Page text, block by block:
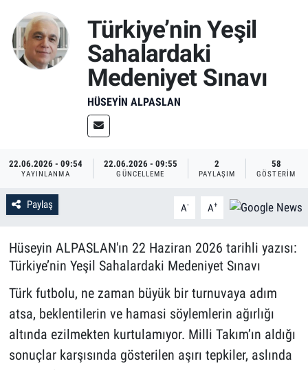
Türkiye’nin Yeşil
Sahalardaki
Medeniyet Sınavı
HÜSEYIN ALPASLAN
22.06.2026 - 09:54
YAYINLANMA
22.06.2026 - 09:55
GÜNCELLEME
2
PAYLAŞIM
58
GÖSTERIM
Paylaş A- A+
Hüseyin ALPASLAN'ın 22 Haziran 2026 tarihli yazısı:
Türkiye’nin Yeşil Sahalardaki Medeniyet Sınavı
Türk futbolu, ne zaman büyük bir turnuvaya adım
atsa, beklentilerin ve hamasi söylemlerin ağırlığı
altında ezilmekten kurtulamıyor. Milli Takım’ın aldığı
sonuçlar karşısında gösterilen aşırı tepkiler, aslında